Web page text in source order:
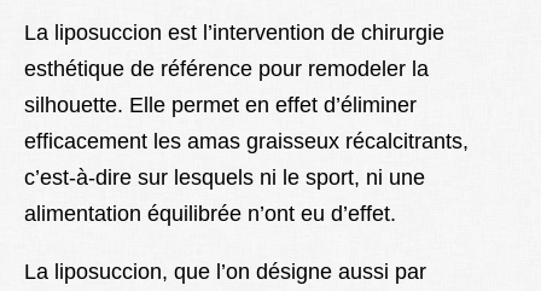
La liposuccion est l’intervention de chirurgie
esthétique de référence pour remodeler la
silhouette. Elle permet en effet d’éliminer
efficacement les amas graisseux récalcitrants,
c’est-à-dire sur lesquels ni le sport, ni une
alimentation équilibrée n’ont eu d’effet.
La liposuccion, que l’on désigne aussi par